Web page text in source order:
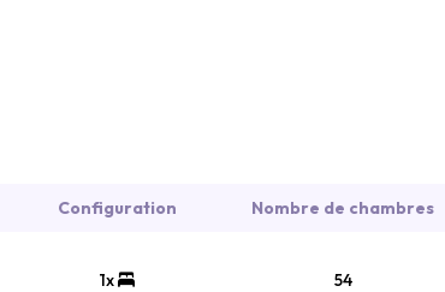
Configuration Nombre de chambres
1x 54